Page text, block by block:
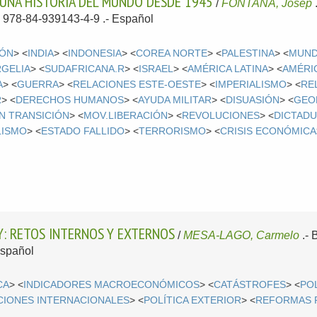
/FONTANA, Josep
84-939143-4-9 .- Español
> < INDIA> < INDONESIA> <COREA NORTE> <PALESTINA> <
> <SUDAFRICANA.R> < ISRAEL> <AMÉRICA LATINA> <
> <GUERRA> <RELACIONES ESTE-OESTE> < IMPERIALISMO> <
> <DERECHOS HUMANOS> <AYUDA MILITAR> <DISUASIÓN> <
TRANSICIÓN> <MOV.LIBERACIÓN> <REVOLUCIONES> <
> <ESTADO FALLIDO> <TERRORISMO> <CRISIS ECONÓMICA
RETOS INTERNOS Y EXTERNOS /MESA-LAGO, Carmelo .-
> < INDICADORES MACROECONÓMICOS> <CATÁSTROFES> <
INTERNACIONALES> <POLÍTICA EXTERIOR> <REFORMAS